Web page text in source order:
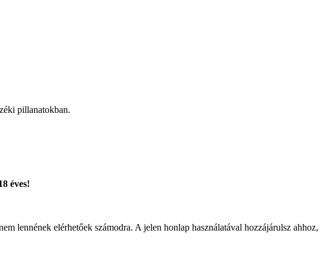
pillanatokban.
éves!
lennének elérhetőek számodra. A jelen honlap használatával hozzájárulsz ahhoz,